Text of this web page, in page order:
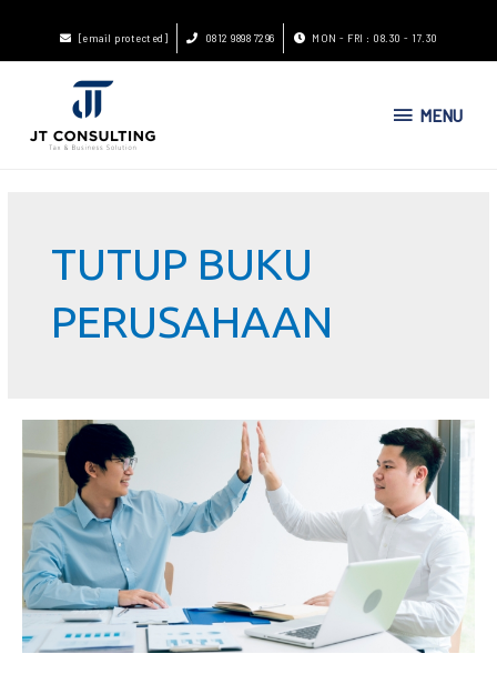
[email protected] 0812 9898 7296 MON - FRI : 08.30 - 17.30
MENU
TUTUP BUKU
PERUSAHAAN